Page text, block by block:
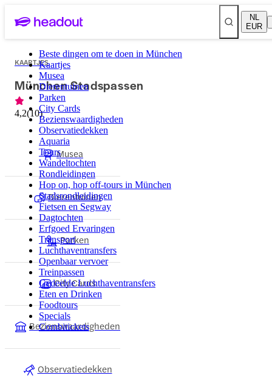
NL
EUR
Beste dingen om te doen in München
Kaartjes
Musea
Dierentuinen
Parken
City Cards
Bezienswaardigheden
Observatiedekken
Aquaria
Tours
Wandeltochten
Rondleidingen
Hop on, hop off-tours in München
Stadsrondleidingen
Fietsen en Segway
Dagtochten
Erfgoed Ervaringen
Transport
Luchthaventransfers
Openbaar vervoer
Treinpassen
Gedeelde Luchthaventransfers
Eten en Drinken
Foodtours
Specials
Combitickets
KAARTJES
München Stadspassen
4,2(10)
Musea
Dierentuinen
Parken
City Cards
Bezienswaardigheden
Observatiedekken